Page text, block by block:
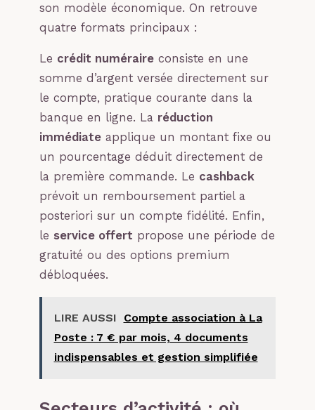
son modèle économique. On retrouve
quatre formats principaux :
Le crédit numéraire consiste en une
somme d’argent versée directement sur
le compte, pratique courante dans la
banque en ligne. La réduction
immédiate applique un montant fixe ou
un pourcentage déduit directement de
la première commande. Le cashback
prévoit un remboursement partiel a
posteriori sur un compte fidélité. Enfin,
le service offert propose une période de
gratuité ou des options premium
débloquées.
LIRE AUSSI
Compte association à La
Poste : 7 € par mois, 4 documents
indispensables et gestion simplifiée